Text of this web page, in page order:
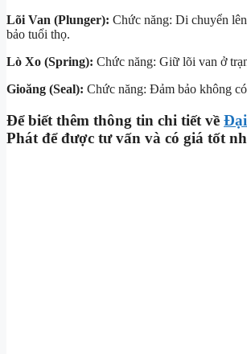
Lõi Van (Plunger): Chức năng: Di chuyển
bảo tuổi thọ.
Lò Xo (Spring): Chức năng: Giữ lõi van ở
Gioăng (Seal): Chức năng: Đảm bảo không
Để biết thêm thông tin chi tiết về Đại
Phát để được tư vấn và có giá tốt